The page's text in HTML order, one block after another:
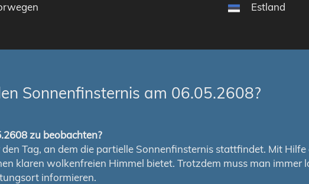
Estland
Sonnenfinsternis am 06.05.2608?
zu beobachten?
Tag, an dem die partielle Sonnenfinsternis stattfindet. Mit
klaren wolkenfreien Himmel bietet. Trotzdem muss man immer
informieren.